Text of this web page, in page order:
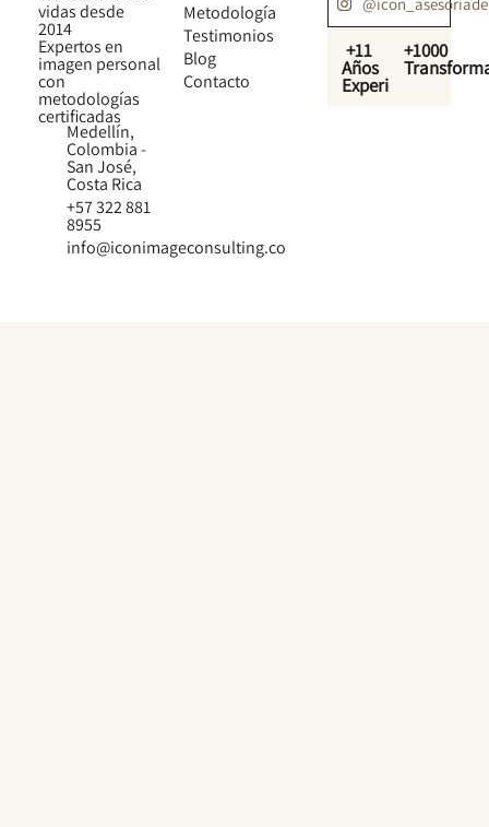
vidas desde
2014
Expertos en
imagen personal
con
metodologías
certificadas
Medellín,
Colombia -
San José,
Costa Rica
+57 322 881
8955
info@iconimageconsulting.co
Metodología
Testimonios
Blog
Contacto
+11
Años
Experiencia
+1000